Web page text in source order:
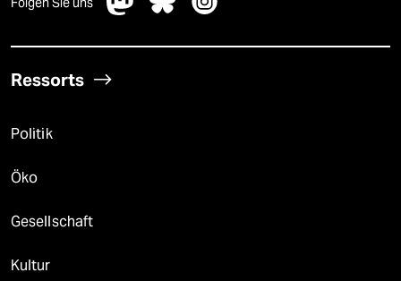
Ressorts
Politik
Öko
Gesellschaft
Kultur